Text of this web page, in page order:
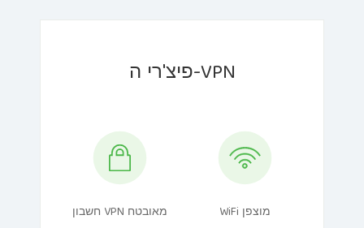
פיצ'רי ה-VPN
חשבון VPN מאובטח WiFi מוצפן